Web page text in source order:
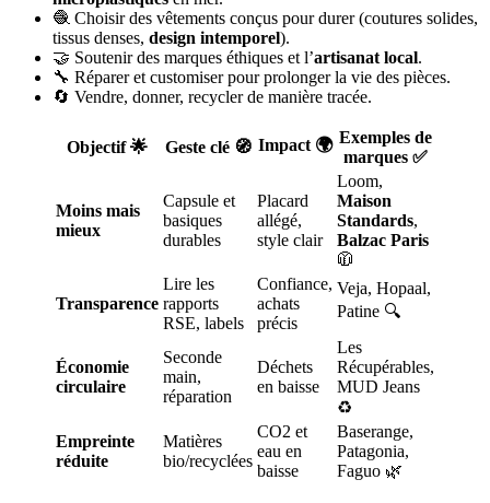
🧶 Choisir des vêtements conçus pour durer (coutures solides,
tissus denses, design intemporel).
🤝 Soutenir des marques éthiques et l’artisanat local.
🔧 Réparer et customiser pour prolonger la vie des pièces.
🔄 Vendre, donner, recycler de manière tracée.
Objectif 🌟 Geste clé 🧭 Impact 🌍 Exemples de
marques ✅
Moins mais
mieux
Capsule et
basiques
durables
Placard
allégé,
style clair
Loom,
Maison
Standards,
Balzac Paris
🧥
Transparence
Lire les
rapports
RSE, labels
Confiance,
achats
précis
Veja, Hopaal,
Patine 🔍
Économie
circulaire
Seconde
main,
réparation
Déchets
en baisse
Les
Récupérables,
MUD Jeans
♻️
Empreinte
réduite
Matières
bio/recyclées
CO2 et
eau en
baisse
Baserange,
Patagonia,
Faguo 🌿